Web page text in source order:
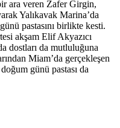
ara veren Zafer Girgin,
Yalıkavak Marina’da
pastasını birlikte kesti.
akşam Elif Akyazıcı
dostları da mutluluğuna
Miam’da gerçekleşen
günü pastası da